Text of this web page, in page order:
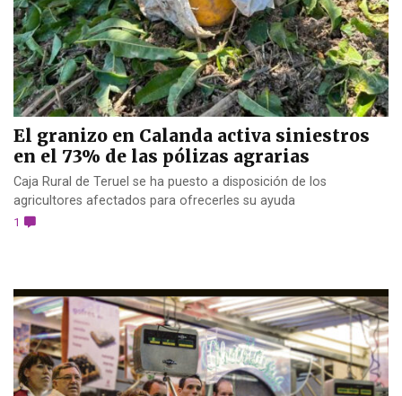
El granizo en Calanda activa siniestros
en el 73% de las pólizas agrarias
Caja Rural de Teruel se ha puesto a disposición de los
agricultores afectados para ofrecerles su ayuda
1